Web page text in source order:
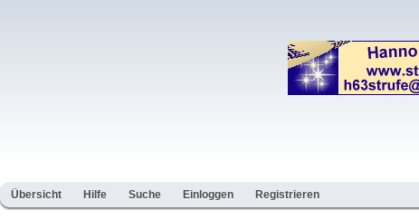
Übersicht Hilfe Suche Einloggen Registrieren